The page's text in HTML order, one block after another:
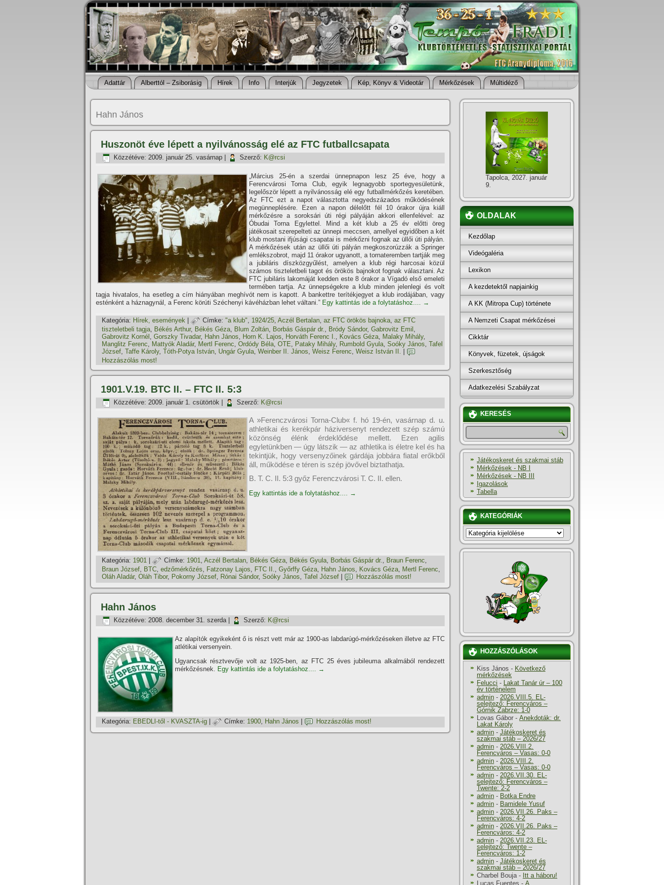
Adattár Alberttól – Zsiborásig Hí­rek Info Interjúk Jegyzetek Kép, Könyv & Videotár Mérkőzések Múltidéző
Hahn János
Huszonöt éve lépett a nyilvánosság elé az FTC futballcsapata
Közzétéve: 2009. január 25. vasárnap Szerző: K@rcsi
„Március 25-én a szerdai ünnepnapon lesz 25 éve, hogy a
Ferencvárosi Torna Club, egyik legnagyobb sportegyesületünk,
legelőször lépett a nyilvánosság elé egy futballmérkőzés keretében.
Az FTC ezt a napot választotta negyedszázados működésének
megünneplésére. Ezen a napon délelőtt fél 10 órakor újra kiáll
mérkőzésre a soroksári úti régi pályáján akkori ellenfelével: az
Óbudai Torna Egylettel. Mind a két klub a 25 év előtti öreg
játékosait szerepelteti az ünnepi meccsen, amellyel egyidőben a két
klub mostani ifjúsági csapatai is mérkőzni fognak az üllői úti pályán.
A mérkőzések után az üllői úti pályán megkoszorúzzák a Springer
emlékszobrot, majd 11 órakor ugyanott, a tornateremben tartják meg
a jubiláris dí­szközgyűlést, amelyen a klub régi harcosai közül
számos tiszteletbeli tagot és örökös bajnokot fognak választani. Az
FTC jubiláris lakomáját kedden este 8 órakor a Ví­gadó első emeleti
termében tartja. Az ünnepségekre a klub minden jelenlegi és volt
tagja hivatalos, ha esetleg a cí­m hiányában meghí­vót nem is kapott. A bankettre terí­tékjegyet a klub irodájában, vagy
esténként a háznagynál, a Ferenc körúti Széchenyi kávéházban lehet váltani.” Egy kattintás ide a folytatáshoz.... →
Kategória: Hí­rek, események Címke: "a klub", 1924/25, Aczél Bertalan, az FTC örökös bajnoka, az FTC
tiszteletbeli tagja, Békés Arthur, Békés Géza, Blum Zoltán, Borbás Gáspár dr., Bródy Sándor, Gabrovitz Emil ,
Gabrovitz Kornél , Gorszky Tivadar, Hahn János, Horn K. Lajos, Horváth Ferenc I., Kovács Géza, Malaky Mihály,
Manglitz Ferenc, Mattyók Aladár, Mertl Ferenc, Ordódy Béla, OTE, Pataky Mihály, Rumbold Gyula, Soóky János, Tafel
József, Taffe Károly, Tóth-Potya István, Ungár Gyula, Weinber II. János, Weisz Ferenc, Weisz István II.
Hozzászólás most!
1901.V.19. BTC II. – FTC II. 5:3
Közzétéve: 2009. január 1. csütörtök Szerző: K@rcsi
A »Ferenczvárosi Torna-Club« f. hó 19-én, vasárnap d. u.
athletikai és kerékpár háziversenyt rendezett szép számú
közönség élénk érdeklődése mellett. Ezen agilis
egyletünkben — úgy látszik — az athletika is életre kel és ha
tekintjük, hogy versenyzőinek gárdája jobbára fiatal erőkből
áll, működése e téren is szép jövővel biztathatja.
B. T. C. II. 5:3 győz Ferenczvárosi T. C. II. ellen.
Egy kattintás ide a folytatáshoz.... →
Kategória: 1901 Címke: 1901, Aczél Bertalan, Békés Géza, Békés Gyula, Borbás Gáspár dr., Braun Ferenc,
Braun József, BTC, edzőmérkőzés, Fatzonay Lajos, FTC II., Győrffy Géza, Hahn János, Kovács Géza, Mertl Ferenc,
Oláh Aladár, Oláh Tibor, Pokorny József, Rónai Sándor, Soóky János, Tafel József Hozzászólás most!
Hahn János
Közzétéve: 2008. december 31. szerda| Szerző: K@rcsi
Az alapí­tók egyikeként ő is részt vett már az 1900-as labdarúgó-mérkőzéseken illetve az FTC
atlétikai versenyein.
Ugyancsak résztvevője volt az 1925-ben, az FTC 25 éves jubileuma alkalmából rendezett
mérkőzésnek. Egy kattintás ide a folytatáshoz.... →
Kategória: EBEDLI-től - KVASZTA-ig Címke: 1900, Hahn János Hozzászólás most!
Tapolca, 2027. január
9.
OLDALAK
Kezdőlap
Videógaléria
Lexikon
A kezdetektől napjainkig
A KK (Mitropa Cup) története
A Nemzeti Csapat mérkőzései
Cikktár
Könyvek, füzetek, újságok
Szerkesztőség
Adatkezelési Szabályzat
KERESÉS
Játékoskeret és szakmai stáb
Mérkőzések - NB I
Mérkőzések - NB III
Igazolások
Tabella
KATEGÓRIÁK
KATEGÓRIÁK
HOZZÁSZÓLÁSOK
Kiss János - Következő
mérkőzések
Felucci - Lakat Tanár úr – 100
év történelem
admin - 2026.VIII.5. EL-
selejtező: Ferencváros –
Górnik Zabrze: 1-0
Lovas Gábor - Anekdoták: dr.
Lakat Károly
admin - Játékoskeret és
szakmai stáb – 2026/27
admin - 2026.VIII.2.
Ferencváros – Vasas: 0-0
admin - 2026.VIII.2.
Ferencváros – Vasas: 0-0
admin - 2026.VII.30. EL-
selejtező: Ferencváros –
Twente: 2-2
admin - Botka Endre
admin - Bamidele Yusuf
admin - 2026.VII.26. Paks –
Ferencváros: 4-2
admin - 2026.VII.26. Paks –
Ferencváros: 4-2
admin - 2026.VII.23. EL-
selejtező: Twente –
Ferencváros: 1-2
admin - Játékoskeret és
szakmai stáb – 2026/27
Charbel Bouja- Itt a háboru!
Lucas Fuentes - A